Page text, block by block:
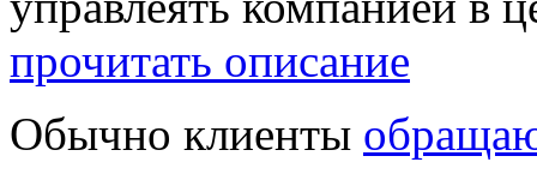
прочитать описание
Обычно клиенты